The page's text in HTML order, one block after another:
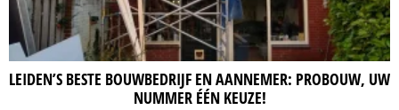
LEIDEN’S BESTE BOUWBEDRIJF EN AANNEMER: PROBOUW, UW
NUMMER ÉÉN KEUZE!